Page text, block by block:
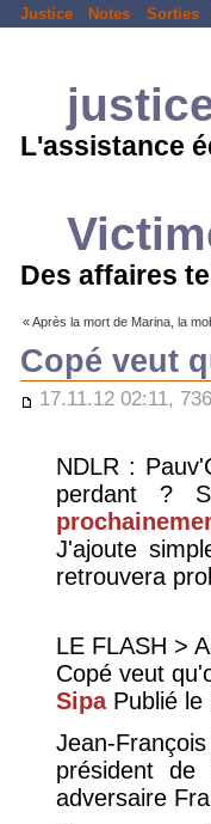
Justice Notes Sorties
L'assistance
Des affaires
« Après la mort de Marina, la
Copé veut
17.11.12 02:11,
NDLR :
perdant ?
J'ajoute
retrouvera
LE FLASH >
Copé veut
SipaPublié le
Jean-
président
adversaire